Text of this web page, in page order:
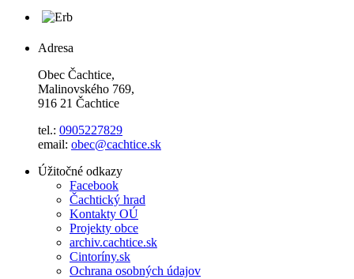
Adresa
Obec Čachtice,
Malinovského 769,
916 21 Čachtice
tel.: 0905227829
email: obec@cachtice.sk
Úžitočné odkazy
Facebook
Čachtický hrad
Kontakty OÚ
Projekty obce
archiv.cachtice.sk
Cintoríny.sk
Ochrana osobných údajov